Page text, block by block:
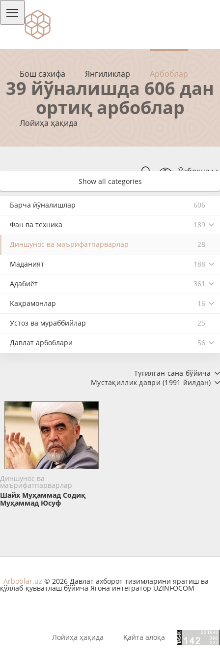
Бош сахифа Янгиликлар Арбоблар
Лойиҳа ҳақида
Ўзбекча
39 йўналишда 606 дан
ортиқ арбоблар
Show all categories
Барча йўналишлар 606
Фан ва техника 189
Диншунос ва маърифатпарварлар 28
Маданият 188
Адабиёт 361
Қаҳрамонлар 16
Устоз ва мураббийлар 25
Давлат арбоблари 56
Туғилган сана бўйича
Мустақиллик даври (1991 йилдан)
Диншунос ва
маърифатпарварлар
Шайх Муҳаммад Содиқ
Муҳаммад Юсуф
Arboblar.uz © 2026 Давлат ахборот тизимларини яратиш ва
қўллаб-қувватлаш бўйича Ягона интегратор UZINFOCOM
Лойиҳа ҳақида Қайта алоқа